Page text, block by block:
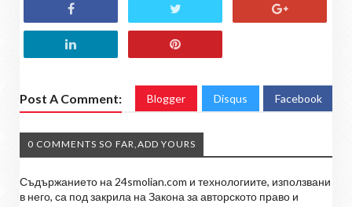
Post A Comment: Blogger Disqus Facebook
0 COMMENTS SO FAR,ADD YOURS
Съдържанието на 24smolian.com и технологиите, използвани
в него, са под закрила на Закона за авторското право и